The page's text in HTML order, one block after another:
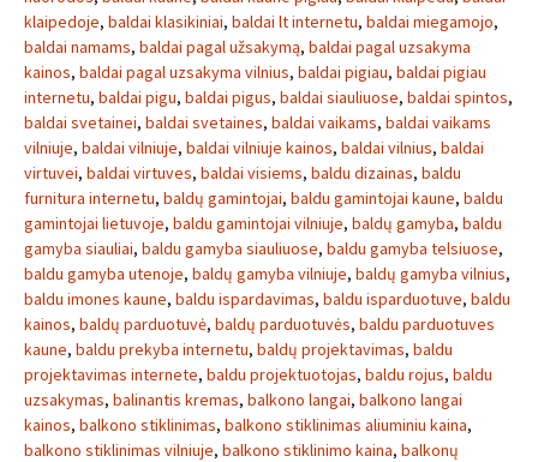
klaipedoje, baldai klasikiniai, baldai lt internetu, baldai miegamojo,
baldai namams, baldai pagal užsakymą, baldai pagal uzsakyma
kainos, baldai pagal uzsakyma vilnius, baldai pigiau, baldai pigiau
internetu, baldai pigu, baldai pigus, baldai siauliuose, baldai spintos,
baldai svetainei, baldai svetaines, baldai vaikams, baldai vaikams
vilniuje, baldai vilniuje, baldai vilniuje kainos, baldai vilnius, baldai
virtuvei, baldai virtuves, baldai visiems, baldu dizainas, baldu
furnitura internetu, baldų gamintojai, baldu gamintojai kaune, baldu
gamintojai lietuvoje, baldu gamintojai vilniuje, baldų gamyba, baldu
gamyba siauliai, baldu gamyba siauliuose, baldu gamyba telsiuose,
baldu gamyba utenoje, baldų gamyba vilniuje, baldų gamyba vilnius,
baldu imones kaune, baldu ispardavimas, baldu isparduotuve, baldu
kainos, baldų parduotuvė, baldų parduotuvės, baldu parduotuves
kaune, baldu prekyba internetu, baldų projektavimas, baldu
projektavimas internete, baldu projektuotojas, baldu rojus, baldu
uzsakymas, balinantis kremas, balkono langai, balkono langai
kainos, balkono stiklinimas, balkono stiklinimas aliuminiu kaina,
balkono stiklinimas vilniuje, balkono stiklinimo kaina, balkonų